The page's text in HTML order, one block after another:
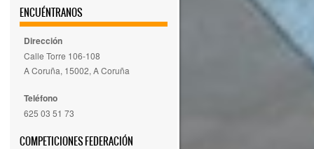
ENCUÉNTRANOS
Dirección
Calle Torre 106-108
A Coruña, 15002, A Coruña
Teléfono
625 03 51 73
COMPETICIONES FEDERACIÓN